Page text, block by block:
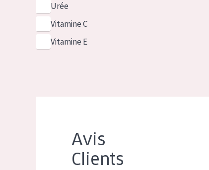
Urée
Vitamine C
Vitamine E
Avis
Clients